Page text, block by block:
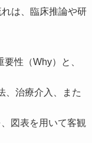
は、臨床推論や研
性（Why）と、
、治療介入、また
図表を用いて客観